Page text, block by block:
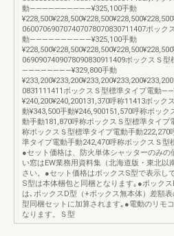
動――――――――――¥325,100手動
060070690707407078070830711407ボック
動――――――――――¥325,100手動
0690907409078090830911409ボックスＳ型
――――――――¥329,800手動
0831111411ボックスＳ型標準タイプ電動
¥240,200¥240,200131,370呼称11413ボック
動¥343,500手動¥246,900151,570呼称ボック
動手動181,870呼称ボックスＳ型標準タイプ
称ボックスＳ型標準タイプ電動手動222,270
準タイプ電動手動242,470呼称ボックスＳ型
●セット価格は、防火単体シャッターのみの
い窓はEW業務用資料集（北海道版・東北以
さい。●セット価格はボックスS型で表示し
S型は本体梱包と同梱となります｡●ボック
は､ボックスD型（+ボックス無本体）差額
型同梱セットに加算されます｡●電動のリモ
なります。Ｓ型